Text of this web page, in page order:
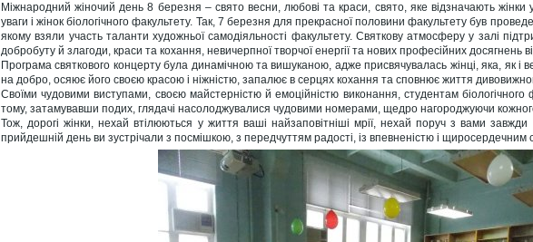
Міжнародний жіночий день 8 березня – свято весни, любові та краси, свято, яке відзначають жінки
уваги і жінок біологічного факультету. Так, 7 березня для прекрасної половини факультету був
якому взяли участь таланти художньої самодіяльності факультету. Святкову атмосферу у залі
добробуту й злагоди, краси та кохання, невичерпної творчої енергії та нових професійних досягнень
Програма святкового концерту була динамічною та вишуканою, адже присвячувалась жінці, яка, як і
на добро, осяює його своєю красою і ніжністю, запалює в серцях кохання та сповнює життя
Своїми чудовими виступами, своєю майстерністю й емоційністю виконання, студентам біологічного
тому, затамувавши подих, глядачі насолоджувалися чудовими номерами, щедро нагороджуючи
Тож, дорогі жінки, нехай втілюються у життя ваші найзаповітніші мрії, нехай поруч з вами
прийдешній день ви зустрічали з посмішкою, з передчуттям радості, із впевненістю і щиросердечним